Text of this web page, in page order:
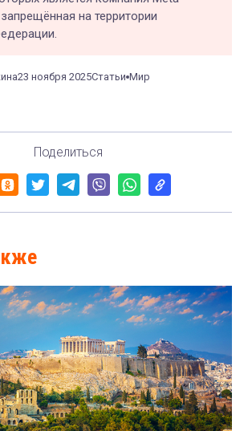
на территории
23 ноября 2025Статьи Мир
Поделиться